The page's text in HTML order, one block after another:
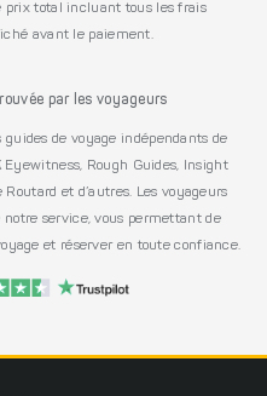
prix total incluant tous les frais
avant le paiement.
par les voyageurs
de voyage indépendants de
Rough Guides, Insight
et d’autres. Les voyageurs
service, vous permettant de
et réserver en toute confiance.